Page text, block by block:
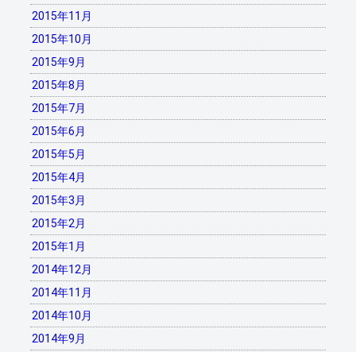
2015年11月
2015年10月
2015年9月
2015年8月
2015年7月
2015年6月
2015年5月
2015年4月
2015年3月
2015年2月
2015年1月
2014年12月
2014年11月
2014年10月
2014年9月